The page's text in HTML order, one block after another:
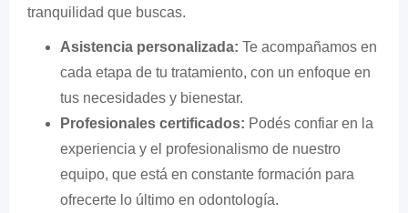
tranquilidad que buscas.
Asistencia personalizada: Te acompañamos en
cada etapa de tu tratamiento, con un enfoque en
tus necesidades y bienestar.
Profesionales certificados: Podés confiar en la
experiencia y el profesionalismo de nuestro
equipo, que está en constante formación para
ofrecerte lo último en odontología.